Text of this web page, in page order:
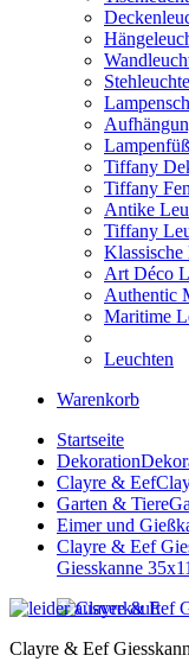
Tiffany
Tiffany
Antike
Tiffany
Klassische
Art Déco
Authentic
Maritime
Leuchten
Warenkorb
Startseite
Dekoration
Clayre & Eef
Garten & Tiere
Eimer und
Clayre & Eef
Giesskanne
Clayre & Eef